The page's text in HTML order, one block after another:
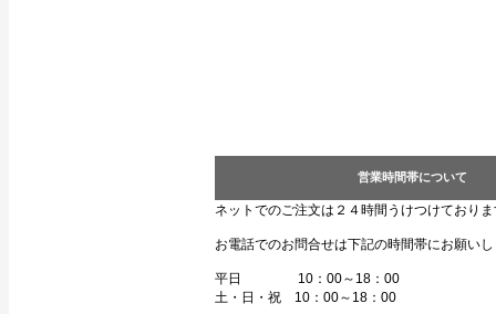
営業時間帯について
ネットでのご注文は２４時間うけつけており
お電話でのお問合せは下記の時間帯にお願い
平日 10：00～18：00
土・日・祝 10：00～18：00